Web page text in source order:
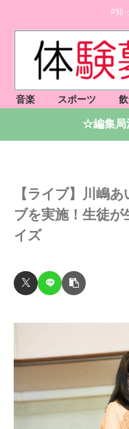
#知
音楽 スポーツ
☆編集局
【ライブ】川嶋
ブを実施！生徒が
イズ